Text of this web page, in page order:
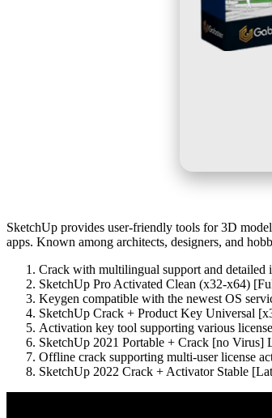
SketchUp provides user-friendly tools for 3D
apps. Known among architects, designers, and
Crack with multilingual support and detailed
SketchUp Pro Activated Clean (x32-x64)
Keygen compatible with the newest OS
SketchUp Crack + Product Key Universal
Activation key tool supporting various
SketchUp 2021 Portable + Crack [no Virus]
Offline crack supporting multi-user license
SketchUp 2022 Crack + Activator Stable